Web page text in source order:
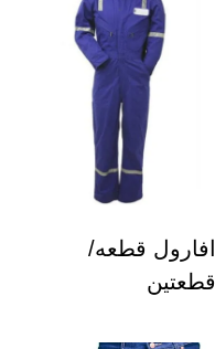
افارول قطعه/
قطعتين